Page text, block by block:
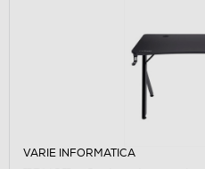
VARIE INFORMATICA